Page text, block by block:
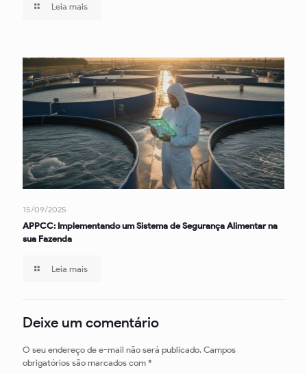
Leia mais
15/09/2025
APPCC: Implementando um Sistema de Segurança Alimentar na
sua Fazenda
Leia mais
Deixe um comentário
O seu endereço de e-mail não será publicado. Campos
obrigatórios são marcados com *